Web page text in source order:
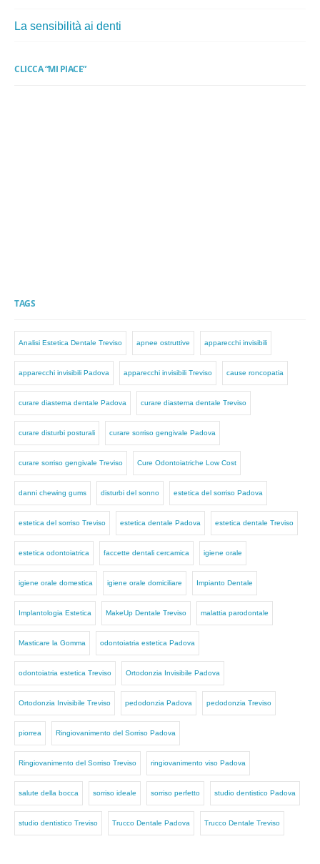
La sensibilità ai denti
CLICCA “MI PIACE”
TAGS
Analisi Estetica Dentale Treviso apnee ostruttive apparecchi invisibili
apparecchi invisibili Padova apparecchi invisibili Treviso cause roncopatia
curare diastema dentale Padova curare diastema dentale Treviso
curare disturbi posturali curare sorriso gengivale Padova
curare sorriso gengivale Treviso Cure Odontoiatriche Low Cost
danni chewing gums disturbi del sonno estetica del sorriso Padova
estetica del sorriso Treviso estetica dentale Padova estetica dentale Treviso
estetica odontoiatrica faccette dentali cercamica igiene orale
igiene orale domestica igiene orale domiciliare Impianto Dentale
Implantologia Estetica MakeUp Dentale Treviso malattia parodontale
Masticare la Gomma odontoiatria estetica Padova
odontoiatria estetica Treviso Ortodonzia Invisibile Padova
Ortodonzia Invisibile Treviso pedodonzia Padova pedodonzia Treviso
piorrea Ringiovanimento del Sorriso Padova
Ringiovanimento del Sorriso Treviso ringiovanimento viso Padova
salute della bocca sorriso ideale sorriso perfetto studio dentistico Padova
studio dentistico Treviso Trucco Dentale Padova Trucco Dentale Treviso